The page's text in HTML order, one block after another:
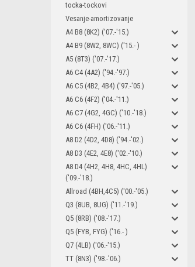
tocka-tockovi
Vesanje-amortizovanje
A4 B8 (8K2) ('07.-'15.)
A4 B9 (8W2, 8WC) ('15.- )
A5 (8T3) ('07.-'17.)
A6 C4 (4A2) ('94.-'97.)
A6 C5 (4B2, 4B4) ('97.-'05.)
A6 C6 (4F2) ('04.-'11.)
A6 C7 (4G2, 4GC) ('10.-'18.)
A6 C6 (4FH) ('06.-'11.)
A8 D2 (4D2, 4D8) ('94.-'02.)
A8 D3 (4E2, 4E8) ('02.-'10.)
A8 D4 (4H2, 4H8, 4HC, 4HL)
('09.-'18.)
Allroad (4BH,4C5) ('00.-'05.)
Q3 (8UB, 8UG) ('11.-'19.)
Q5 (8RB) ('08.-'17.)
Q5 (FYB, FYG) ('16.- )
Q7 (4LB) ('06.-'15.)
TT (8N3) ('98.-'06.)